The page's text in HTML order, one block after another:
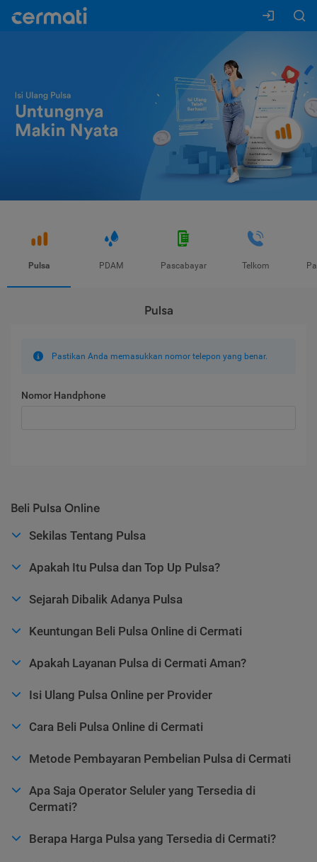
Pulsa PDAM Pascabayar Telkom
Pulsa
Pastikan Anda memasukkan nomor telepon yang benar.
Nomor Handphone
Beli Pulsa Online
Sekilas Tentang Pulsa
Apakah Itu Pulsa dan Top Up Pulsa?
Sejarah Dibalik Adanya Pulsa
Keuntungan Beli Pulsa Online di Cermati
Apakah Layanan Pulsa di Cermati Aman?
Isi Ulang Pulsa Online per Provider
Cara Beli Pulsa Online di Cermati
Metode Pembayaran Pembelian Pulsa di Cermati
Apa Saja Operator Seluler yang Tersedia di
Cermati?
Berapa Harga Pulsa yang Tersedia di Cermati?